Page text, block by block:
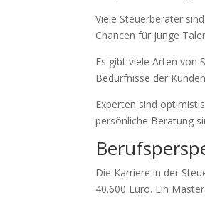
Viele Steuerberater
Chancen für junge
Es gibt viele Arten von
Bedürfnisse der
Experten sind
persönliche Beratung
Die Karriere in der
40.600 Euro. Ein